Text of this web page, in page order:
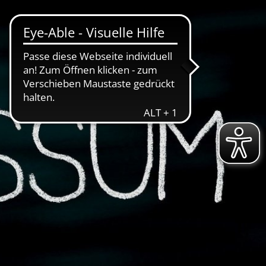
Ankündigung der vorübergehenden
ABWASSER
Abwassergebühren
Gruben / Kleinkläranlagen
BAUHOF FREIBAD
info@stadtwerke-schlitz.de